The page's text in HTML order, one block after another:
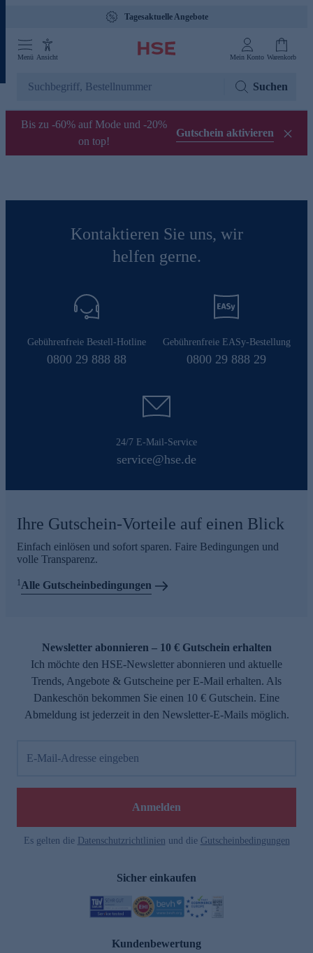
Tagesaktuelle Angebote
Menü Ansicht Mein Konto Warenkorb
Suchen
Bis zu -60% auf Mode und -20%
on top!
Gutschein aktivieren
Kontaktieren Sie uns, wir
helfen gerne.
Gebührenfreie Bestell-Hotline
0800 29 888 88
Gebührenfreie EASy-Bestellung
0800 29 888 29
24/7 E-Mail-Service
service@hse.de
Ihre Gutschein-Vorteile auf einen Blick
Einfach einlösen und sofort sparen. Faire Bedingungen und
volle Transparenz.
1Alle Gutscheinbedingungen
Newsletter abonnieren – 10 € Gutschein erhalten
Ich möchte den HSE-Newsletter abonnieren und aktuelle
Trends, Angebote & Gutscheine per E-Mail erhalten. Als
Dankeschön bekommen Sie einen 10 € Gutschein. Eine
Abmeldung ist jederzeit in den Newsletter-E-Mails möglich.
E-Mail-Adresse eingeben
Anmelden
Es gelten die Datenschutzrichtlinien und die Gutscheinbedingungen
Sicher einkaufen
Kundenbewertung